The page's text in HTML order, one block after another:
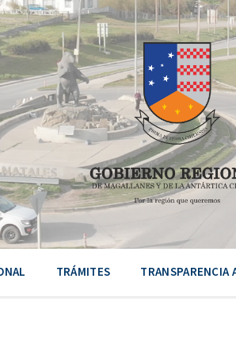
TRÁMITES TRANSPARENCIA